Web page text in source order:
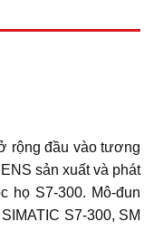
rộng đầu vào tương
sản xuất và phát
họ S7-300. Mô-đun
S7-300, SM